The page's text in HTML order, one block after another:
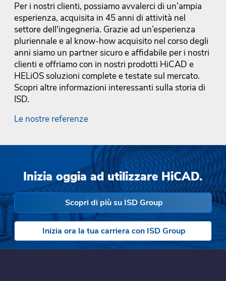
Per i nostri clienti, possiamo avvalerci di un’ampia
esperienza, acquisita in 45 anni di attività nel
settore dell'ingegneria. Grazie ad un’esperienza
pluriennale e al know-how acquisito nel corso degli
anni siamo un partner sicuro e affidabile per i nostri
clienti e offriamo con in nostri prodotti HiCAD e
HELiOS soluzioni complete e testate sul mercato.
Scopri altre informazioni interessanti sulla storia di
ISD.
Le nostre referenze
Inizia oggia ad utilizzare HiCAD.
Scopri di più su ISD Group
Inizia ora la tua carriera con ISD Group